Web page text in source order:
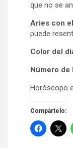
que no se
Aries con
puede
Color del
Número de
Horóscopo
Compártelo: